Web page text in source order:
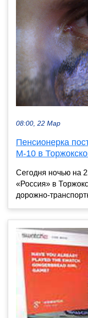
08:00, 22 Мар
Пенсионерка
М-10 в
Сегодня ночью на
«Россия» в
дорожно-